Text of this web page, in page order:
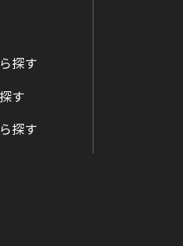
探す
す
探す